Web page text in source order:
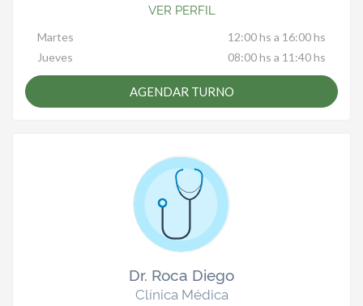
VER PERFIL
Martes
12:00 hs a 16:00 hs
Jueves
08:00 hs a 11:40 hs
AGENDAR TURNO
Dr. Roca Diego
Clínica Médica